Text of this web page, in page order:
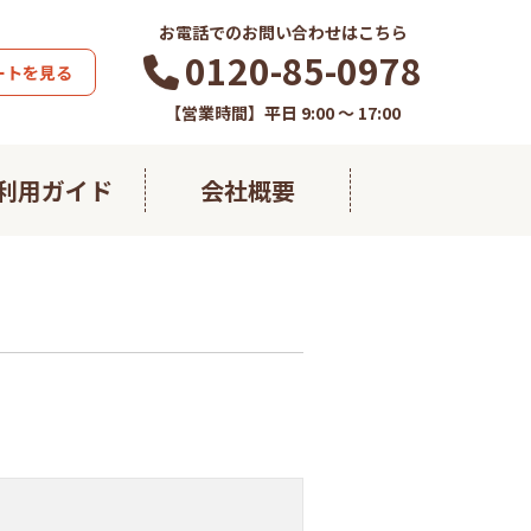
トを見る
お電話でのお問い合わせはこちら
0120-85-0978
【営業時間】平日 9:00 ～ 17:00
熱帯ウコン
すこやかグルコサミン
用ガイド 会社概要